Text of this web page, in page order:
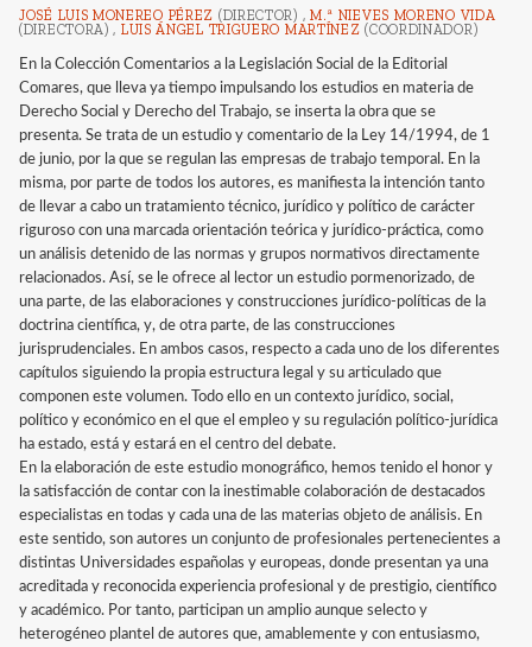
JOSÉ LUIS MONEREO PÉREZ (DIRECTOR) , M.ª NIEVES MORENO VIDA
(DIRECTORA) , LUIS ÁNGEL TRIGUERO MARTÍNEZ (COORDINADOR)
En la Colección Comentarios a la Legislación Social de la Editorial
Comares, que lleva ya tiempo impulsando los estudios en materia de
Derecho Social y Derecho del Trabajo, se inserta la obra que se
presenta. Se trata de un estudio y comentario de la Ley 14/1994, de 1
de junio, por la que se regulan las empresas de trabajo temporal. En la
misma, por parte de todos los autores, es manifiesta la intención tanto
de llevar a cabo un tratamiento técnico, jurídico y político de carácter
riguroso con una marcada orientación teórica y jurídico-práctica, como
un análisis detenido de las normas y grupos normativos directamente
relacionados. Así, se le ofrece al lector un estudio pormenorizado, de
una parte, de las elaboraciones y construcciones jurídico-políticas de la
doctrina científica, y, de otra parte, de las construcciones
jurisprudenciales. En ambos casos, respecto a cada uno de los diferentes
capítulos siguiendo la propia estructura legal y su articulado que
componen este volumen. Todo ello en un contexto jurídico, social,
político y económico en el que el empleo y su regulación político-jurídica
ha estado, está y estará en el centro del debate.
En la elaboración de este estudio monográfico, hemos tenido el honor y
la satisfacción de contar con la inestimable colaboración de destacados
especialistas en todas y cada una de las materias objeto de análisis. En
este sentido, son autores un conjunto de profesionales pertenecientes a
distintas Universidades españolas y europeas, donde presentan ya una
acreditada y reconocida experiencia profesional y de prestigio, científico
y académico. Por tanto, participan un amplio aunque selecto y
heterogéneo plantel de autores que, amablemente y con entusiasmo,